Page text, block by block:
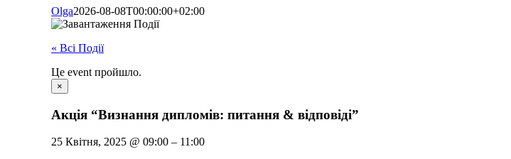
Olga2026-08-08T00:00:00+02:00
« Всі Події
Це event пройшло.
×
Акція “Визнання дипломів: питання & відповіді”
25 Квітня, 2025 @ 09:00 – 11:00